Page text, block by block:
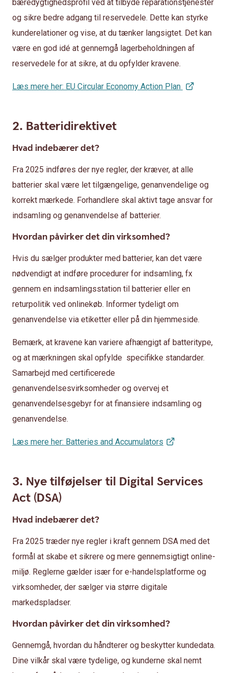
bæredygtighedsprofil ved at tilbyde reparationstjenester
og sikre bedre adgang til reservedele. Dette kan styrke
kunderelationer og vise, at du tænker langsigtet. Det kan
være en god idé at gennemgå lagerbeholdningen af
reservedele for at sikre, at du opfylder kravene.
Læs mere her: EU Circular Economy Action Plan
2. Batteridirektivet
Hvad indebærer det?
Fra 2025 indføres der nye regler, der kræver, at alle
batterier skal være let tilgængelige, genanvendelige og
korrekt mærkede. Forhandlere skal aktivt tage ansvar for
indsamling og genanvendelse af batterier.
Hvordan påvirker det din virksomhed?
Hvis du sælger produkter med batterier, kan det være
nødvendigt at indføre procedurer for indsamling, fx
gennem en indsamlingsstation til batterier eller en
returpolitik ved onlinekøb. Informer tydeligt om
genanvendelse via etiketter eller på din hjemmeside.
Bemærk, at kravene kan variere afhængigt af batteritype,
og at mærkningen skal opfylde specifikke standarder.
Samarbejd med certificerede
genanvendelsesvirksomheder og overvej et
genanvendelsesgebyr for at finansiere indsamling og
genanvendelse.
Læs mere her: Batteries and Accumulators
3. Nye tilføjelser til Digital Services
Act (DSA)
Hvad indebærer det?
Fra 2025 træder nye regler i kraft gennem DSA med det
formål at skabe et sikrere og mere gennemsigtigt online-
miljø. Reglerne gælder især for e-handelsplatforme og
virksomheder, der sælger via større digitale
markedspladser.
Hvordan påvirker det din virksomhed?
Gennemgå, hvordan du håndterer og beskytter kundedata.
Dine vilkår skal være tydelige, og kunderne skal nemt